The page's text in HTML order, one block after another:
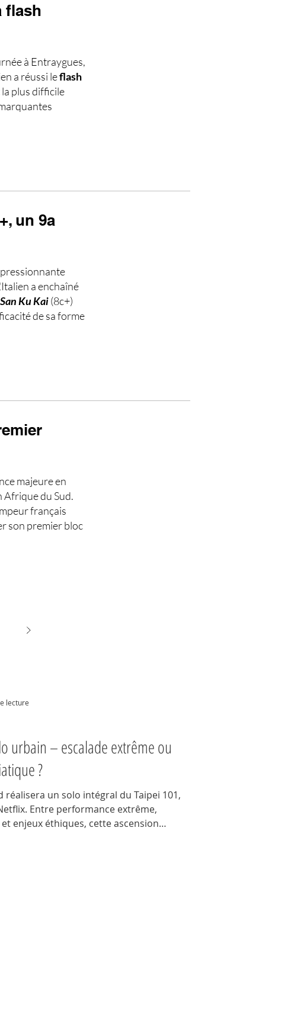
flash
à Entraygues,
a réussi leflash
la plus difficile
un 9a
a enchaîné
San Ku Kai(8c+)
de sa forme
majeure en
Afrique du Sud.
français
son premier bloc
urbain – escalade extrême ou
?
réalisera un solo intégral du Taipei 101,
Entre performance extrême,
enjeux éthiques, cette ascension
lecture